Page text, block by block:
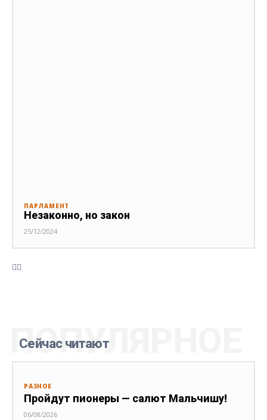
ПАРЛАМЕНТ
Незаконно, но закон
25/12/2024
Сейчас читают
ПОПУЛЯРНОЕ
РАЗНОЕ
Пройдут пионеры — салют Мальчишу!
06/08/2026